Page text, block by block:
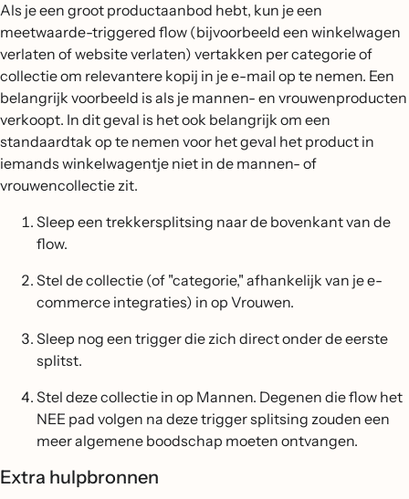
Als je een groot productaanbod hebt, kun je een
meetwaarde-triggered flow (bijvoorbeeld een winkelwagen
verlaten of website verlaten) vertakken per categorie of
collectie om relevantere kopij in je e-mail op te nemen. Een
belangrijk voorbeeld is als je mannen- en vrouwenproducten
verkoopt. In dit geval is het ook belangrijk om een
standaardtak op te nemen voor het geval het product in
iemands winkelwagentje niet in de mannen- of
vrouwencollectie zit.
Sleep een trekkersplitsing naar de bovenkant van de
flow.
Stel de collectie (of "categorie," afhankelijk van je e-
commerce integraties) in op Vrouwen.
Sleep nog een trigger die zich direct onder de eerste
splitst.
Stel deze collectie in op Mannen. Degenen die flow het
NEE pad volgen na deze trigger splitsing zouden een
meer algemene boodschap moeten ontvangen.
Extra hulpbronnen